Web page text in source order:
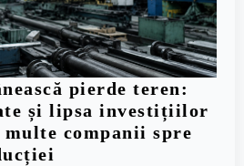
pierde teren:
și lipsa investițiilor
companii spre